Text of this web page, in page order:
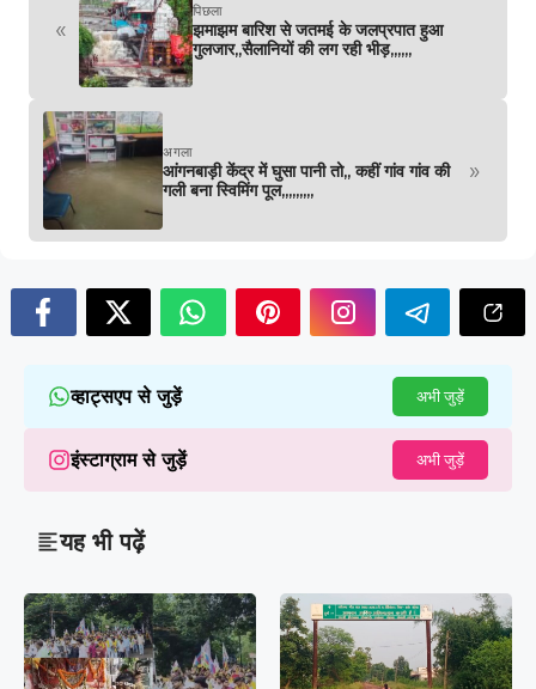
«
पिछला
झमाझम बारिश से जतमई के जलप्रपात हुआ
गुलजार,,सैलानियों की लग रही भीड़,,,,,,
अगला
आंगनबाड़ी केंद्र में घुसा पानी तो,, कहीं गांव गांव की
गली बना स्विमिंग पूल,,,,,,,,,
»
व्हाट्सएप से जुड़ें अभी जुड़ें
इंस्टाग्राम से जुड़ें अभी जुड़ें
यह भी पढ़ें